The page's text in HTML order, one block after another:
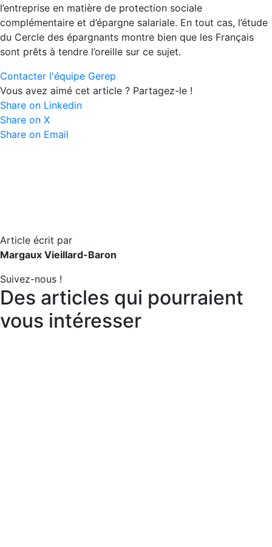
l’entreprise en matière de protection sociale
complémentaire et d’épargne salariale. En tout cas, l’étude
du Cercle des épargnants montre bien que les Français
sont prêts à tendre l’oreille sur ce sujet.
Contacter l'équipe Gerep
Vous avez aimé cet article ? Partagez-le !
Share on Linkedin
Share on X
Share on Email
Article écrit par
Margaux Vieillard-Baron
Suivez-nous !
Des articles qui pourraient
vous intéresser